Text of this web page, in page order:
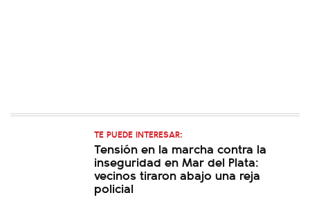
TE PUEDE INTERESAR:
Tensión en la marcha contra la
inseguridad en Mar del Plata:
vecinos tiraron abajo una reja
policial